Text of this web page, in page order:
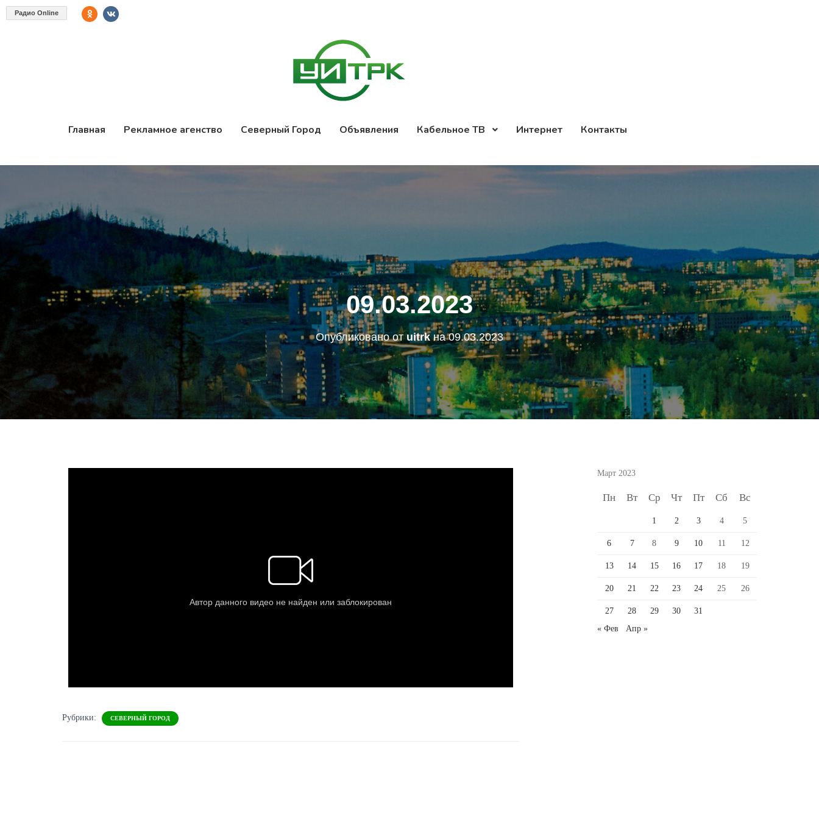
Радио Online
Главная Рекламное агенство Северный Город Объявления Кабельное ТВ Интернет Контакты
09.03.2023
Опубликовано отuitrkна09.03.2023
Рубрики: СЕВЕРНЫЙ ГОРОД
Март 2023
Пн Вт Ср Чт Пт Сб Вс
1 2 3 4 5
6 7 8 9 10 11 12
13 14 15 16 17 18 19
20 21 22 23 24 25 26
27 28 29 30
31
« Фев
Апр »